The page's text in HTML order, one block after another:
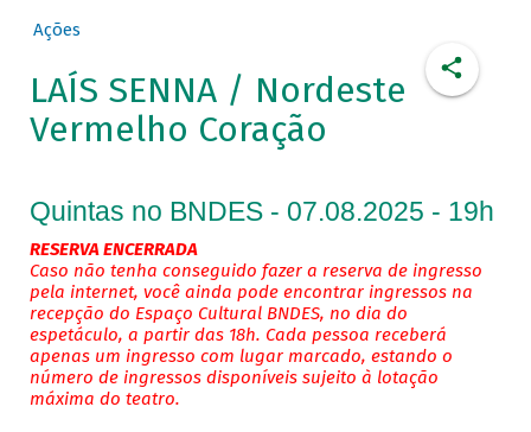
Ações
LAÍS SENNA / Nordeste
Vermelho Coração
Quintas no BNDES - 07.08.2025 - 19h
RESERVA ENCERRADA
Caso não tenha conseguido fazer a reserva de ingresso
pela internet, você ainda pode encontrar ingressos na
recepção do Espaço Cultural BNDES, no dia do
espetáculo, a partir das 18h. Cada pessoa receberá
apenas um ingresso com lugar marcado, estando o
número de ingressos disponíveis sujeito à lotação
máxima do teatro.